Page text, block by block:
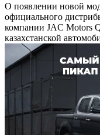
О появлении новой
официального
компании JAC Motors
казахстанской